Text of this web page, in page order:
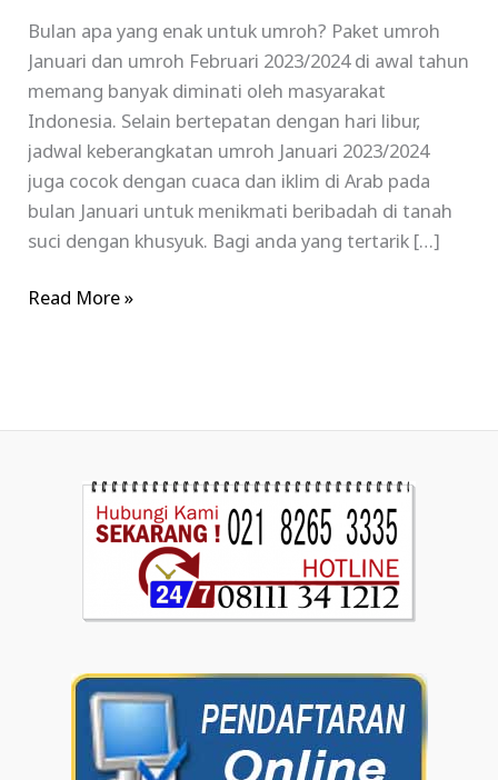
Bulan apa yang enak untuk umroh? Paket umroh
Januari dan umroh Februari 2023/2024 di awal tahun
memang banyak diminati oleh masyarakat
Indonesia. Selain bertepatan dengan hari libur,
jadwal keberangkatan umroh Januari 2023/2024
juga cocok dengan cuaca dan iklim di Arab pada
bulan Januari untuk menikmati beribadah di tanah
suci dengan khusyuk. Bagi anda yang tertarik […]
Read More »